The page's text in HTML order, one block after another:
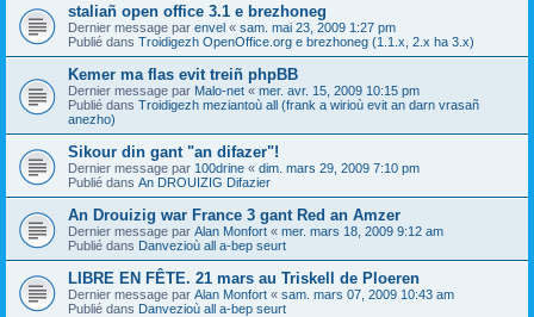
staliañ open office 3.1 e brezhoneg
Dernier message par envel « sam. mai 23, 2009 1:27 pm
Publié dans Troidigezh OpenOffice.org e brezhoneg (1.1.x, 2.x ha 3.x)
Kemer ma flas evit treiñ phpBB
Dernier message par Malo-net « mer. avr. 15, 2009 10:15 pm
Publié dans Troidigezh meziantoù all (frank a wirioù evit an darn vrasañ
anezho)
Sikour din gant "an difazer"!
Dernier message par 100drine « dim. mars 29, 2009 7:10 pm
Publié dans An DROUIZIG Difazier
An Drouizig war France 3 gant Red an Amzer
Dernier message par Alan Monfort « mer. mars 18, 2009 9:12 am
Publié dans Danvezioù all a-bep seurt
LIBRE EN FÊTE. 21 mars au Triskell de Ploeren
Dernier message par Alan Monfort « sam. mars 07, 2009 10:43 am
Publié dans Danvezioù all a-bep seurt